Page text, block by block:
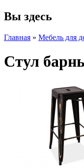
Вы здесь
Главная » Мебель для
Стул